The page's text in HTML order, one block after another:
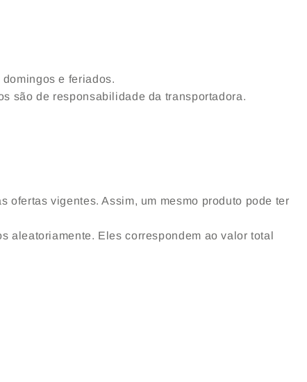
e feriados.
são de responsabilidade da transportadora.
vigentes. Assim, um mesmo produto pode ter
aleatoriamente. Eles correspondem ao valor total